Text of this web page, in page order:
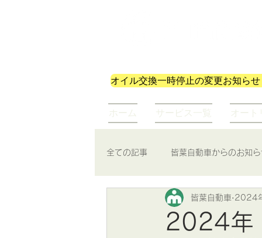
オイル交換一時停止の変更お知らせ
ホーム サービス一覧 オート
全ての記事 皆葉自動車からのお知
2024年
皆葉自動車 2024